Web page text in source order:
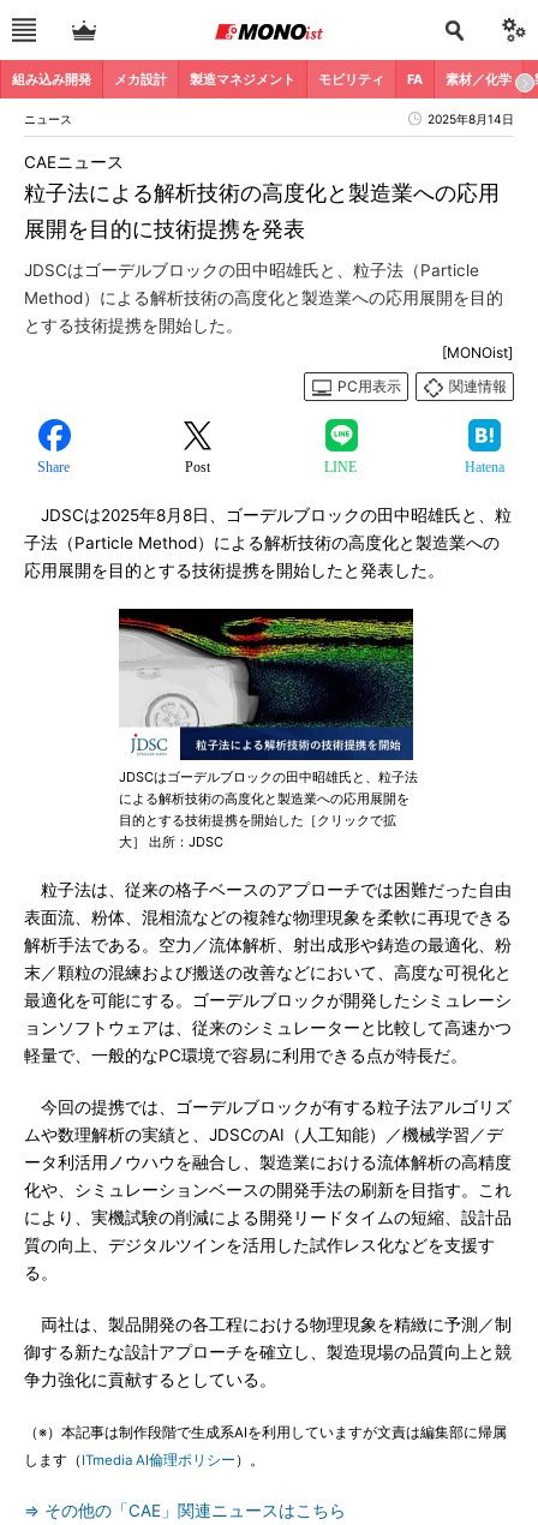
組み込み開発 メカ設計 製造マネジメント モビリティ FA 素材／化学
ニュース 2025年8月14日
粒子法による解析技術の高度化と製造業への応用
展開を目的に技術提携を発表
CAEニュース
JDSCはゴーデルブロックの田中昭雄氏と、粒子法（Particle
Method）による解析技術の高度化と製造業への応用展開を目的
とする技術提携を開始した。
[MONOist]
PC用表示
関連情報
Share Post LINE Hatena
JDSCは2025年8月8日、ゴーデルブロックの田中昭雄氏と、粒
子法（Particle Method）による解析技術の高度化と製造業への
応用展開を目的とする技術提携を開始したと発表した。
JDSCはゴーデルブロックの田中昭雄氏と、粒子法
による解析技術の高度化と製造業への応用展開を
目的とする技術提携を開始した［クリックで拡
大］ 出所：JDSC
粒子法は、従来の格子ベースのアプローチでは困難だった自由
表面流、粉体、混相流などの複雑な物理現象を柔軟に再現できる
解析手法である。空力／流体解析、射出成形や鋳造の最適化、粉
末／顆粒の混練および搬送の改善などにおいて、高度な可視化と
最適化を可能にする。ゴーデルブロックが開発したシミュレーシ
ョンソフトウェアは、従来のシミュレーターと比較して高速かつ
軽量で、一般的なPC環境で容易に利用できる点が特長だ。
今回の提携では、ゴーデルブロックが有する粒子法アルゴリズ
ムや数理解析の実績と、JDSCのAI（人工知能）／機械学習／デ
ータ利活用ノウハウを融合し、製造業における流体解析の高精度
化や、シミュレーションベースの開発手法の刷新を目指す。これ
により、実機試験の削減による開発リードタイムの短縮、設計品
質の向上、デジタルツインを活用した試作レス化などを支援す
る。
両社は、製品開発の各工程における物理現象を精緻に予測／制
御する新たな設計アプローチを確立し、製造現場の品質向上と競
争力強化に貢献するとしている。
（※）本記事は制作段階で生成系AIを利用していますが文責は編集部に帰属
します（ ITmedia AI倫理ポリシー ）。
⇒ その他の「CAE」関連ニュースはこちら